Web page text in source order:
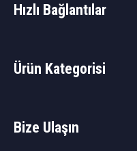
Hızlı Bağlantılar
Ürün Kategorisi
Bize Ulaşın